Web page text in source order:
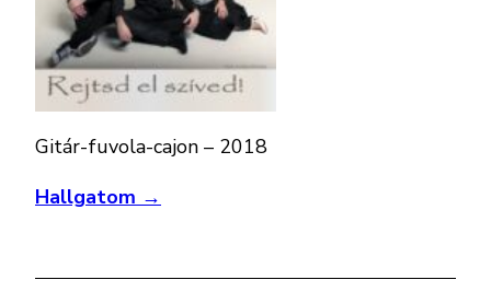
Gitár-fuvola-cajon – 2018
Hallgatom →